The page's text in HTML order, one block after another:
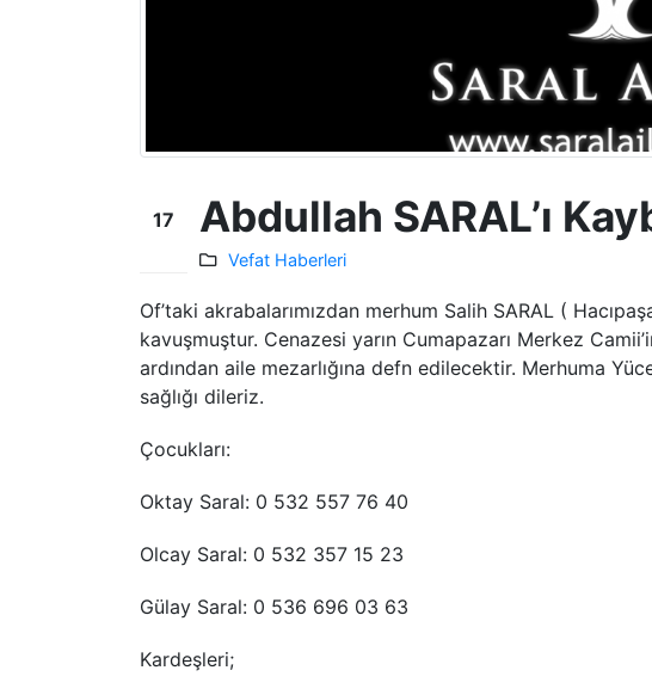
17 Abdullah SARAL’ı
Vefat Haberleri
Of’taki akrabalarımızdan merhum Salih SARAL (
kavuşmuştur. Cenazesi yarın Cumapazarı Merkez
ardından aile mezarlığına defn edilecektir. Merhuma
sağlığı dileriz.
Çocukları:
Oktay Saral: 0 532 557 76 40
Olcay Saral: 0 532 357 15 23
Gülay Saral: 0 536 696 03 63
Kardeşleri;